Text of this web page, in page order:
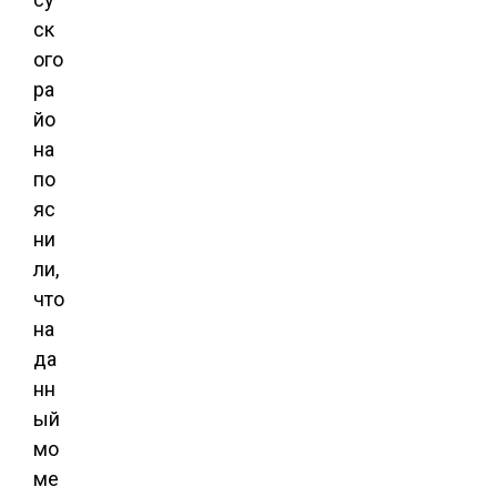
ск
ого
ра
йо
на
по
яс
ни
ли,
что
на
да
нн
ый
мо
ме